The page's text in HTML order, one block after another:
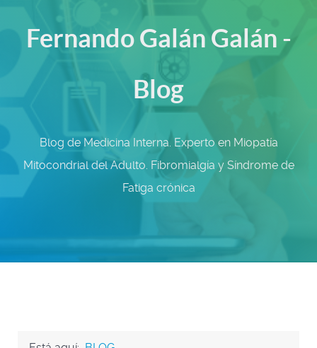
Fernando Galán Galán -
Blog
Blog de Medicina Interna. Experto en Miopatía
Mitocondrial del Adulto. Fibromialgía y Síndrome de
Fatiga crónica